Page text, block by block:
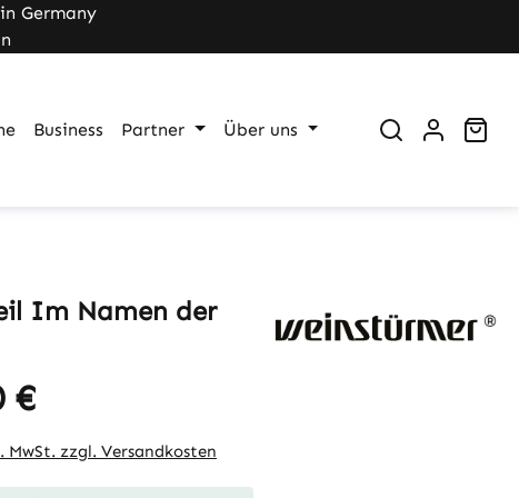
Germany
Business Partner Über uns
Im Namen der
€
MwSt. zzgl. Versandkosten